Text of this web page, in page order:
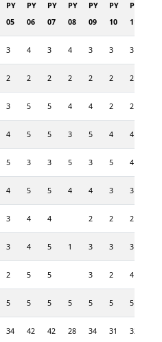
PY
05
PY
06
PY
07
PY
08
PY
09
PY
10
PY
11
3 4 3 4 3 3 3
2 2 2 2 2 2 2
3 5 5 4 4 2 2
4 5 5 3 5 4 4
5 3 3 5 3 5 4
4 5 5 4 4 3 3
3 4 4 2 2 2
3 4 5 1 3 3 3
2 5 5 3 2 4
5 5 5 5 5 5 5
34 42 42 28 34 31 32